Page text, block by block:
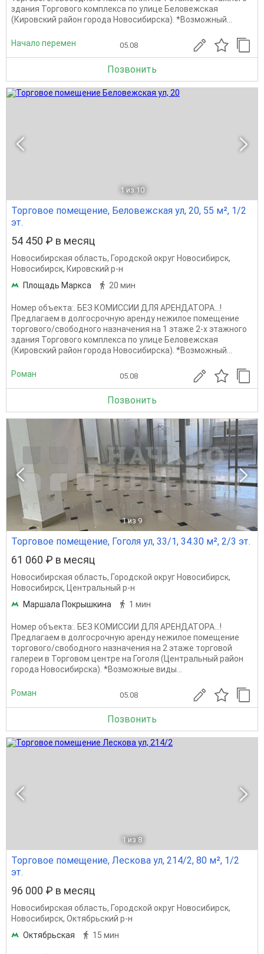
здания Торгового комплекса по улице Беловежская
(Кировский район города Новосибирска). *Возможный...
Начало перемен 05.08
Позвонить
1 из 10
Торговое помещение, Беловежская ул, 20, 55 м², 1/2
эт.
54 450 ₽ в месяц
Новосибирская область, Городской округ Новосибирск,
Новосибирск, Кировский р-н
Площадь Маркса
20 мин
Номер объекта:. БЕЗ КОМИССИИ ДЛЯ АРЕНДАТОРА...!
Предлагаем в долгосрочную аренду нежилое помещение
торгового/свободного назначения на 1 этаже 2-х этажного
здания Торгового комплекса по улице Беловежская
(Кировский район города Новосибирска). *Возможный...
Роман 05.08
Позвонить
1 из 9
Торговое помещение, Гоголя ул, 33/1, 34.30 м², 2/3 эт.
61 060 ₽ в месяц
Новосибирская область, Городской округ Новосибирск,
Новосибирск,
Центральный р-н
Маршала Покрышкина
1 мин
Номер объекта:. БЕЗ КОМИССИИ ДЛЯ АРЕНДАТОРА...!
Предлагаем в долгосрочную аренду нежилое помещение
торгового/свободного назначения на 2 этаже торговой
галереи в Торговом центре на Гоголя (Центральный район
города Новосибирска). *Возможные виды...
Роман 05.08
Позвонить
1 из 8
Торговое помещение, Лескова ул, 214/2, 80 м², 1/2
эт.
96 000 ₽ в месяц
Новосибирская область, Городской округ Новосибирск,
Новосибирск, Октябрьский р-н
Октябрьская
15 мин